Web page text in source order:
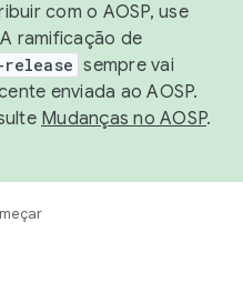
com o AOSP, use
ramificação de
sempre vai
enviada ao AOSP.
Mudanças no AOSP.